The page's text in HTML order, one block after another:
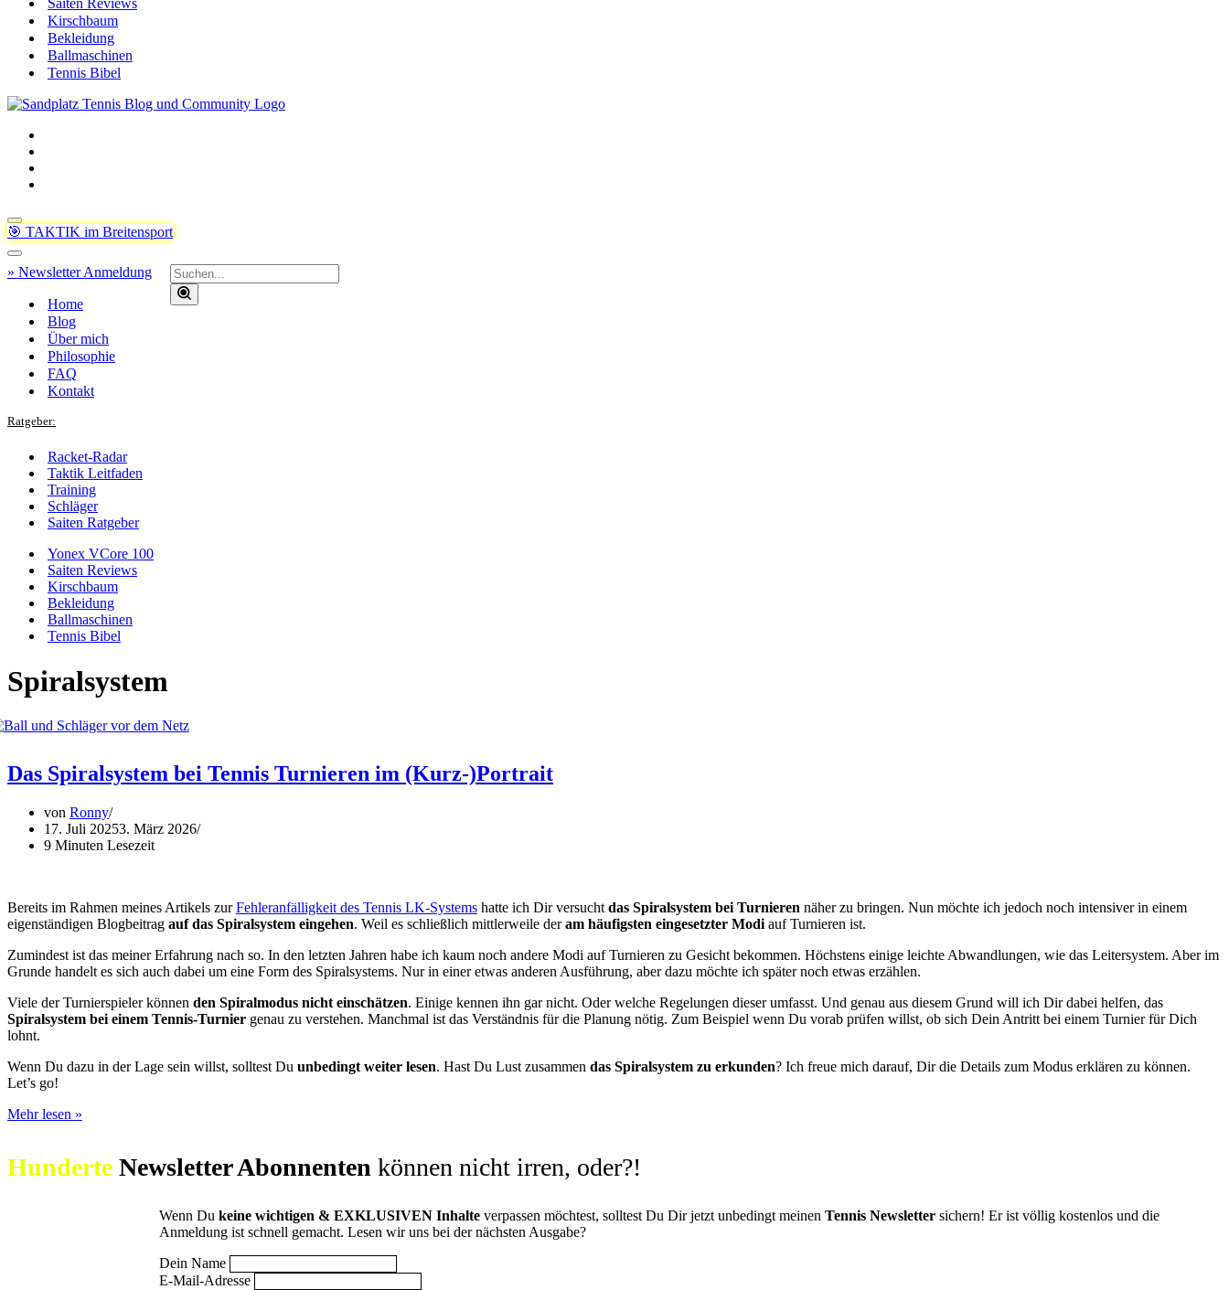
Saiten Reviews
Kirschbaum
Bekleidung
Ballmaschinen
Tennis Bibel
Navigationsmenü
🎯 TAKTIK im Breitensport
Navigationsmenü
Suchen
nach …
» Newsletter Anmeldung
Home
Blog
Über mich
Philosophie
FAQ
Kontakt
Ratgeber:
Racket-Radar
Taktik Leitfaden
Training
Schläger
Saiten Ratgeber
Yonex VCore 100
Saiten Reviews
Kirschbaum
Bekleidung
Ballmaschinen
Tennis Bibel
Spiralsystem
Das Spiralsystem bei Tennis Turnieren im (Kurz-)Portrait
von Ronny
17. Juli 20253. März 2026
9 Minuten Lesezeit
Bereits im Rahmen meines Artikels zurFehleranfälligkeit des Tennis LK-Systems hatte ich Dir versucht das Spiralsystem bei Turnieren näher zu bringen. Nun möchte ich jedoch noch intensiver in einem
eigenständigen Blogbeitrag auf das Spiralsystem eingehen. Weil es schließlich mittlerweile deram häufigsten eingesetzter Modi auf Turnieren ist.
Zumindest ist das meiner Erfahrung nach so. In den letzten Jahren habe ich kaum noch andere Modi auf Turnieren zu Gesicht bekommen. Höchstens einige leichte Abwandlungen, wie das Leitersystem. Aber im
Grunde handelt es sich auch dabei um eine Form des Spiralsystems. Nur in einer etwas anderen Ausführung, aber dazu möchte ich später noch etwas erzählen.
Viele der Turnierspieler können den Spiralmodus nicht einschätzen. Einige kennen ihn gar nicht. Oder welche Regelungen dieser umfasst. Und genau aus diesem Grund will ich Dir dabei helfen, das
Spiralsystem bei einem Tennis-Turnier genau zu verstehen. Manchmal ist das Verständnis für die Planung nötig. Zum Beispiel wenn Du vorab prüfen willst, ob sich Dein Antritt bei einem Turnier für Dich
lohnt.
Wenn Du dazu in der Lage sein willst, solltest Du unbedingt weiter lesen. Hast Du Lust zusammen das Spiralsystem zu erkunden? Ich freue mich darauf, Dir die Details zum Modus erklären zu können.
Let’s go!
Mehr lesen »
Tennis
Turnieren
(Kurz-)Portrait
Hunderte Newsletter Abonnenten können nicht irren, oder?!
Wenn Du keine wichtigen & EXKLUSIVEN Inhalte verpassen möchtest, solltest Du Dir jetzt unbedingt meinen Tennis Newsletter sichern! Er ist völlig kostenlos und die
Anmeldung ist schnell gemacht. Lesen wir uns bei der nächsten Ausgabe?
Dein Name
E-Mail-Adresse